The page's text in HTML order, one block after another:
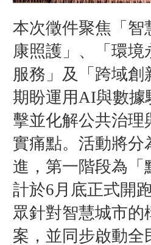
本次徵件聚焦「智
康照護」、「環境
服務」及「跨域創
期盼運用AI與數據
擊並化解公共治理
實痛點。活動將分
進，第一階段為「
計於6月底正式開
眾針對智慧城市的
案，並同步啟動全